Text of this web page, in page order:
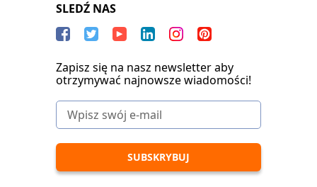
SLEDŹ NAS
Zapisz się na nasz newsletter aby
otrzymywać najnowsze wiadomości!